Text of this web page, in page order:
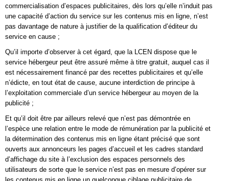
commercialisation d’espaces publicitaires, dès lors qu’elle n’induit pas
une capacité d’action du service sur les contenus mis en ligne, n’est
pas davantage de nature à justifier de la qualification d’éditeur du
service en cause ;
Qu’il importe d’observer à cet égard, que la LCEN dispose que le
service hébergeur peut être assuré même à titre gratuit, auquel cas il
est nécessairement financé par des recettes publicitaires et qu’elle
n’édicte, en tout état de cause, aucune interdiction de principe à
l’exploitation commerciale d’un service hébergeur au moyen de la
publicité ;
Et qu’il doit être par ailleurs relevé que n’est pas démontrée en
l’espèce une relation entre le mode de rémunération par la publicité et
la détermination des contenus mis en ligne étant précisé que sont
ouverts aux annonceurs les pages d’accueil et les cadres standard
d’affichage du site à l’exclusion des espaces personnels des
utilisateurs de sorte que le service n’est pas en mesure d’opérer sur